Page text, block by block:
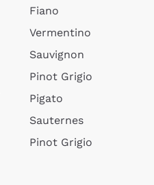
Fiano
Vermentino
Sauvignon
Pinot Grigio
Pigato
Sauternes
Pinot Grigio